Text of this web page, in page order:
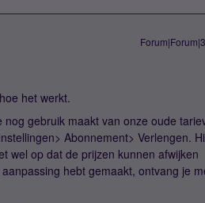
het werkt.
gebruik maakt van onze oude
Abonnement> Verlengen.
wel op dat de prijzen kunnen afwijken
hebt gemaakt, ontvang je